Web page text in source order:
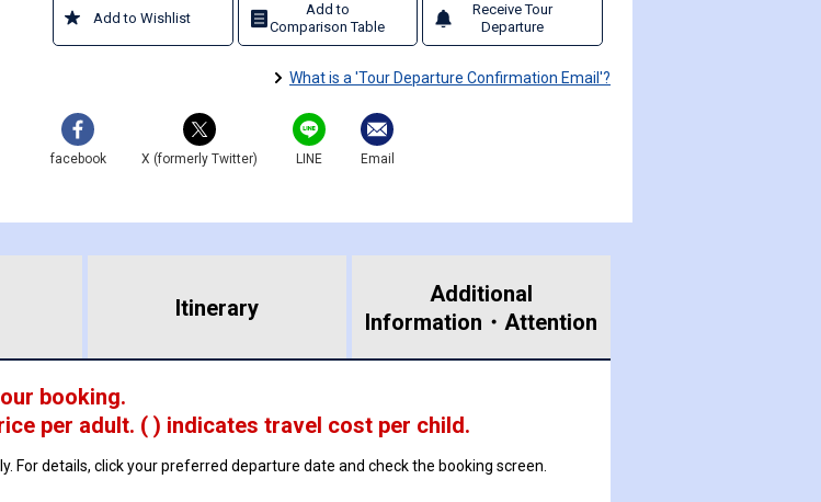
Add to Wishlist
Add to
Comparison Table
Receive Tour
Departure
What is a 'Tour Departure Confirmation Email'?
facebook X (formerly Twitter) LINE Email
Itinerary
Additional
Information・ Attention
booking.
per adult. ( ) indicates travel cost per child.
For details, click your preferred departure date and check the booking screen.